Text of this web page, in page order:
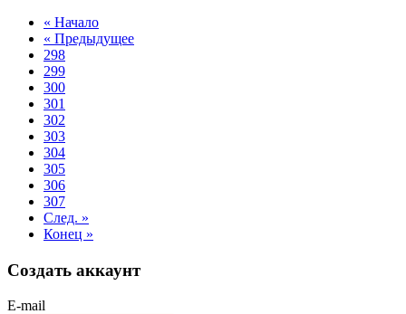
« Начало
« Предыдущее
298
299
300
301
302
303
304
305
306
307
След. »
Конец »
Создать аккаунт
E-mail